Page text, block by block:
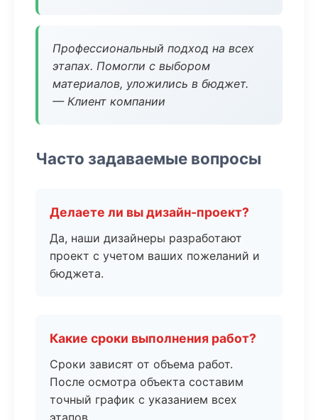
Профессиональный подход на всех
этапах. Помогли с выбором
материалов, уложились в бюджет.
— Клиент компании
Часто задаваемые вопросы
Делаете ли вы дизайн-проект?
Да, наши дизайнеры разработают
проект с учетом ваших пожеланий и
бюджета.
Какие сроки выполнения работ?
Сроки зависят от объема работ.
После осмотра объекта составим
точный график с указанием всех
этапов.